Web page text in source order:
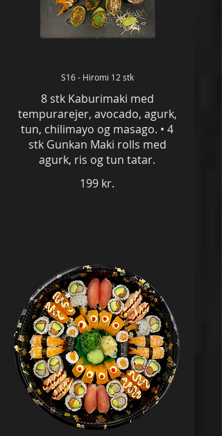
S16 - Hiromi 12 stk
8 stk Kaburimaki med
tempurarejer, avocado, agurk,
tun, chilimayo og masago. • 4
stk Gunkan Maki rolls med
agurk, ris og tun tatar.
199 kr.